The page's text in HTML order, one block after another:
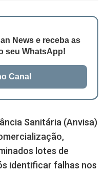
News e receba as
seu WhatsApp!
Canal
Sanitária (Anvisa)
lotes de
identificar falhas nos